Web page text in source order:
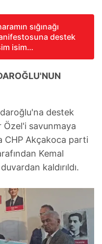
sığınağı
destek
isim
açtığı bayrağın
destek
Özel'i savunmaya
CHP Akçakoca parti
Kemal
kaldırıldı.